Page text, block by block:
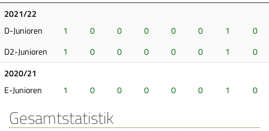
2021/22
D-Junioren
1 0 0 0 0 0 1
0
D2-Junioren
1 0 0 0 0 0 1
0
2020/21
E-Junioren
1 0 0 0 0 0 1 0
Gesamtstatistik